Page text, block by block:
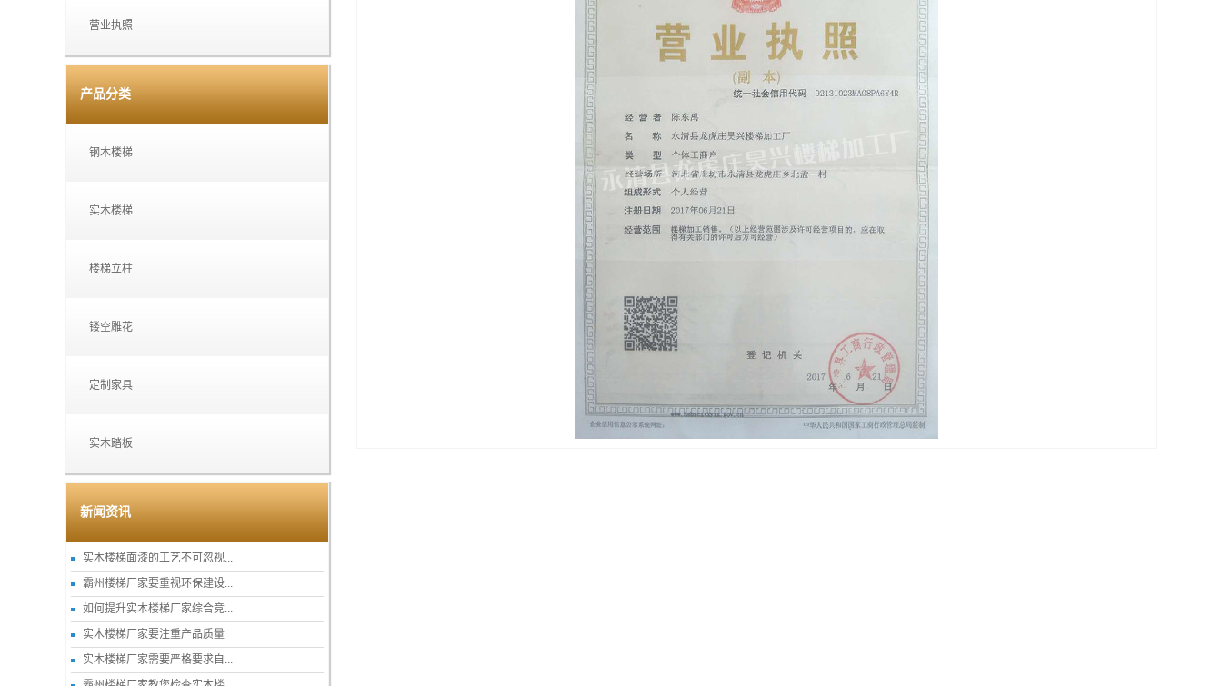
营业执照
产品分类
钢木楼梯
实木楼梯
楼梯立柱
镂空雕花
定制家具
实木踏板
新闻资讯
实木楼梯面漆的工艺不可忽视...
霸州楼梯厂家要重视环保建设...
如何提升实木楼梯厂家综合竞...
实木楼梯厂家要注重产品质量
实木楼梯厂家需要严格要求自...